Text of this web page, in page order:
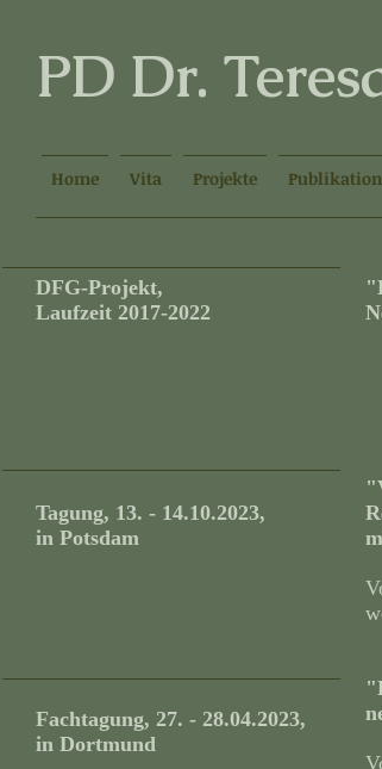
PD Dr.
Home Vita Projekte
DFG-Projekt,
Laufzeit 2017-2022
Tagung, 13. - 14.10.2023,
in Potsdam
Fachtagung, 27. - 28.04.2023,
in Dortmund